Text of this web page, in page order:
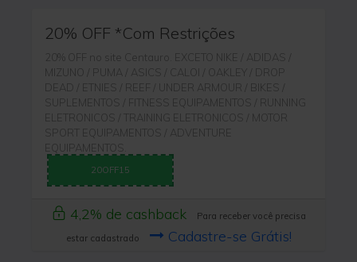
20% OFF *Com Restrições
20% OFF no site Centauro. EXCETO NIKE / ADIDAS /
MIZUNO / PUMA / ASICS / CALOI / OAKLEY / DROP
DEAD / ETNIES / REEF / UNDER ARMOUR / BIKES /
SUPLEMENTOS / FITNESS EQUIPAMENTOS / RUNNING
ELETRONICOS / TRAINING ELETRONICOS / MOTOR
SPORT EQUIPAMENTOS / ADVENTURE
EQUIPAMENTOS.
20OFF15
4,2% de cashback
Para receber você precisa
estar cadastrado
Cadastre-se Grátis!